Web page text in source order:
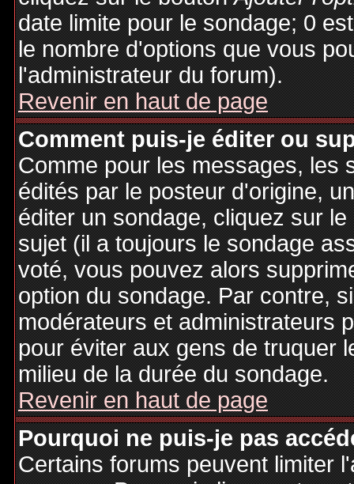
date limite pour le sondage; 0
le nombre d'options que vous
l'administrateur du forum).
Revenir en haut de page
Comment puis-je éditer ou
Comme pour les messages, les
édités par le posteur d'origine,
éditer un sondage, cliquez sur
sujet (il a toujours le sondage
voté, vous pouvez alors
option du sondage. Par contre,
modérateurs et administrateurs
pour éviter aux gens de truquer
milieu de la durée du sondage.
Revenir en haut de page
Pourquoi ne puis-je pas
Certains forums peuvent limiter